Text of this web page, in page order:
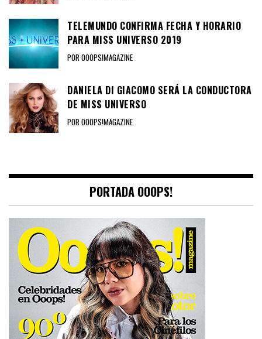
TELEMUNDO CONFIRMA FECHA Y HORARIO
PARA MISS UNIVERSO 2019
POR OOOPS!MAGAZINE
DANIELA DI GIACOMO SERÁ LA CONDUCTORA
DE MISS UNIVERSO
POR OOOPS!MAGAZINE
PORTADA OOOPS!